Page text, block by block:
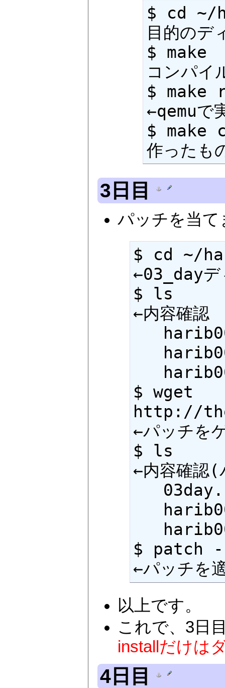
$ cd
目的のデ
$
コンパイ
$ make
←qemuで
$
作ったも
3日目
パッチを当て
$ cd ~/
←03_day
$ ls
←内容確認
$ wget
http://
←パッチを
$ ls
←内容確認(
$ patch
←パッチを
以上です。
これで、3日
installだけは
4日目